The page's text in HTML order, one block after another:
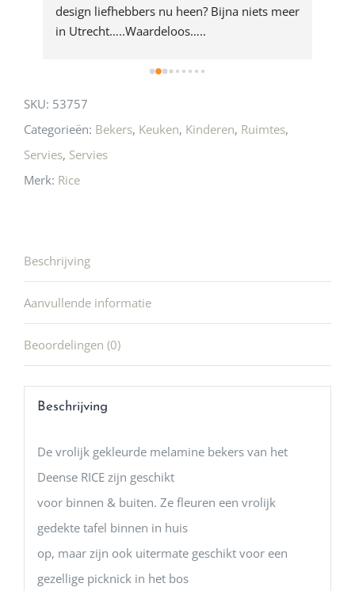
design liefhebbers nu heen? Bijna niets meer
in Utrecht…..Waardeloos…..
SKU: 53757
Categorieën: Bekers, Keuken, Kinderen, Ruimtes,
Servies, Servies
Merk: Rice
Beschrijving
Aanvullende informatie
Beoordelingen (0)
Beschrijving
De vrolijk gekleurde melamine bekers van het
Deense RICE zijn geschikt
voor binnen & buiten. Ze fleuren een vrolijk
gedekte tafel binnen in huis
op, maar zijn ook uitermate geschikt voor een
gezellige picknick in het bos